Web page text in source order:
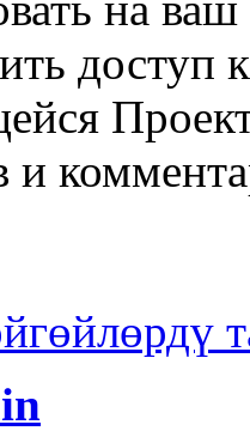
доступ
и